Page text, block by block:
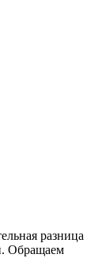
разница
Обращаем